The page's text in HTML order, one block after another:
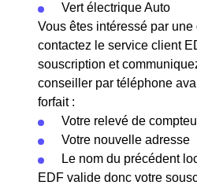
Vert électrique Auto
Vous êtes intéressé par une
contactez le service client
souscription et
conseiller par téléphone
forfait :
Votre relevé de
Votre nouvelle adresse
Le nom du précédent
EDF valide donc votre